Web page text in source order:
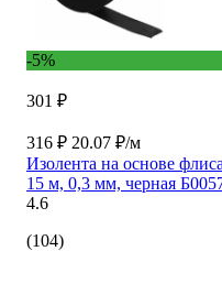
-5%
301 ₽
316 ₽ 20.07 ₽/м
Изолента на основе
15 м, 0,3 мм, черная
4.6
(104)